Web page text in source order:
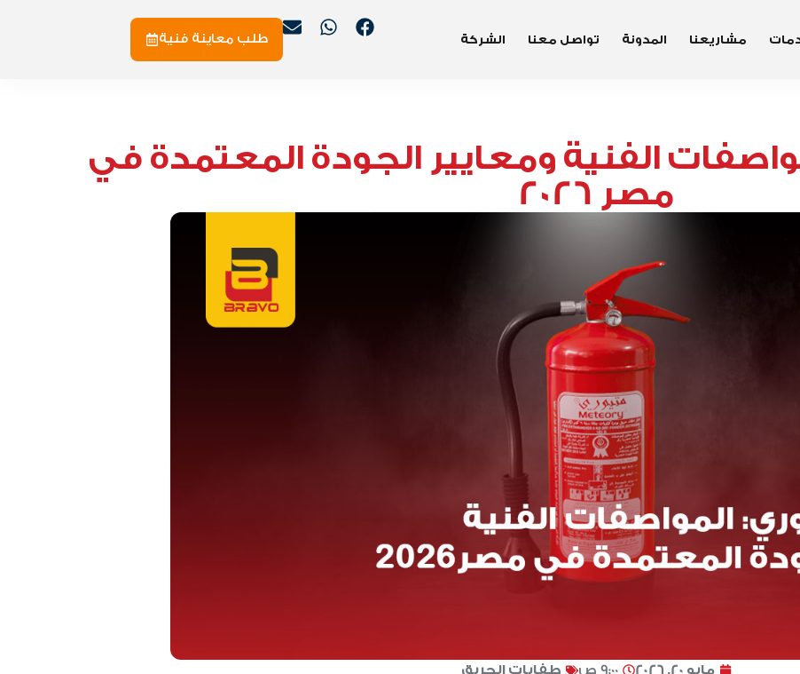
مشاريعنا المدونة تواصل معنا الشركة طلب معاينة فنية
الفنية ومعايير الجودة المعتمدة في
مصر 2026
مايو 20, 2026 9:00 ص طفايات الحريق